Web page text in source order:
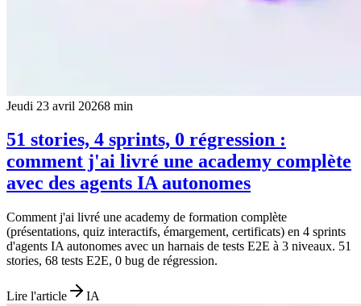
Jeudi 23 avril 20268 min
51 stories, 4 sprints, 0 régression :
comment j'ai livré une academy complète
avec des agents IA autonomes
Comment j'ai livré une academy de formation complète
(présentations, quiz interactifs, émargement, certificats) en 4 sprints
d'agents IA autonomes avec un harnais de tests E2E à 3 niveaux. 51
stories, 68 tests E2E, 0 bug de régression.
Lire l'article IA